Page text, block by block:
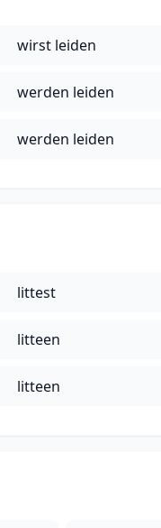
wirst leiden
werden leiden
werden leiden
littest
litteen
litteen